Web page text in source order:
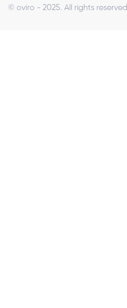
© oviro - 2025. All rights reserved